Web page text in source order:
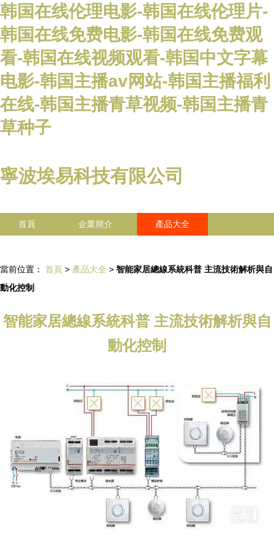
韩国在线伦理电影-韩国在线伦理片-
韩国在线免费电影-韩国在线免费观
看-韩国在线视频观看-韩国中文字幕
电影-韩国主播av网站-韩国主播福利
在线-韩国主播青草视频-韩国主播青
草种子
寧波埃易科技有限公司
首頁 企業簡介 產品大全
當前位置： 首頁 > 產品大全 > 智能家居總線系統科普 主流技術解析與自
動化控制
智能家居總線系統科普 主流技術解析與自
動化控制